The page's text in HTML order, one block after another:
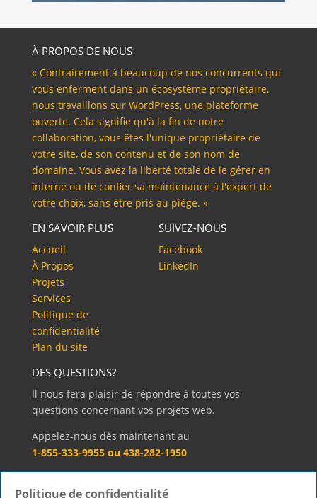
À PROPOS DE NOUS
« Contrairement à beaucoup de nos concurrents qui
vous enferment dans un écosystème propriétaire,
nous travaillons sur WordPress, une plateforme
ouverte. Cela signifie qu'à la fin de notre
collaboration, vous êtes l'unique propriétaire de
votre site, de son contenu et de son nom de
domaine. Vous avez la liberté totale de le gérer en
interne ou de confier sa maintenance à l'expert de
votre choix, sans être pris au piège. »
EN SAVOIR PLUS
Accueil
À Propos
Projets
Services
Politique de
confidentialité
Plan du site
SUIVEZ-NOUS
Facebook
LinkedIn
DES QUESTIONS?
Il nous fera plaisir de répondre à toutes vos
questions concernant vos projets web.
Appelez-nous dès maintenant au
1-855-333-9955 ou 438-282-1950
Politique de confidentialité